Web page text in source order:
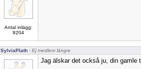
Antal inlägg:
9204
SylviaPlath - Ej medlem längre
Jag älskar det också ju, din gamle